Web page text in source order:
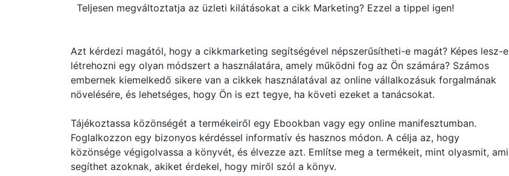
Teljesen megváltoztatja az üzleti kilátásokat a cikk Marketing? Ezzel a tippel igen!
Azt kérdezi magától, hogy a cikkmarketing segítségével népszerűsítheti-e magát? Képes lesz-e
létrehozni egy olyan módszert a használatára, amely működni fog az Ön számára? Számos
embernek kiemelkedő sikere van a cikkek használatával az online vállalkozásuk forgalmának
növelésére, és lehetséges, hogy Ön is ezt tegye, ha követi ezeket a tanácsokat.
Tájékoztassa közönségét a termékeiről egy Ebookban vagy egy online manifesztumban.
Foglalkozzon egy bizonyos kérdéssel informatív és hasznos módon. A célja az, hogy
közönsége végigolvassa a könyvét, és élvezze azt. Említse meg a termékeit, mint olyasmit, ami
segíthet azoknak, akiket érdekel, hogy miről szól a könyv.